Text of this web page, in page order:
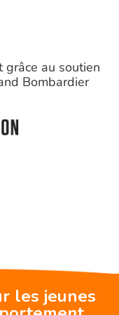
grâce au soutien
Bombardier
les jeunes